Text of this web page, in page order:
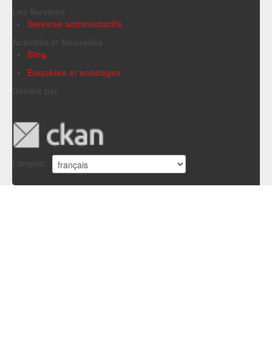
Services administratifs
Blog
Enquêtes et sondages